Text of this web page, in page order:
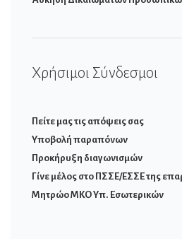
Χρήσιμοι Σύνδεσμοι
Πείτε μας τις απόψεις σας
Υποβολή παραπόνων
Προκήρυξη διαγωνισμών
Γίνε μέλος στο ΠΣΣΕ/ΕΣΣΕ της
Μητρώο ΜΚΟ Υπ. Εσωτερικών